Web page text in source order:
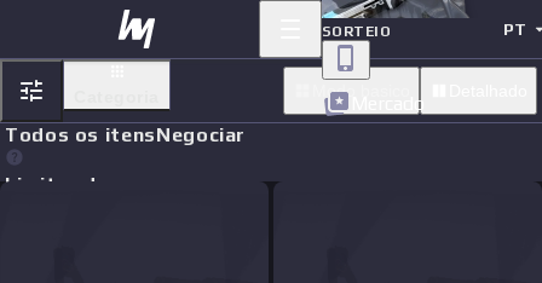
SORTEIO
Mercado
PT
Modo basico
Todos os itensNegociar
Limit orders